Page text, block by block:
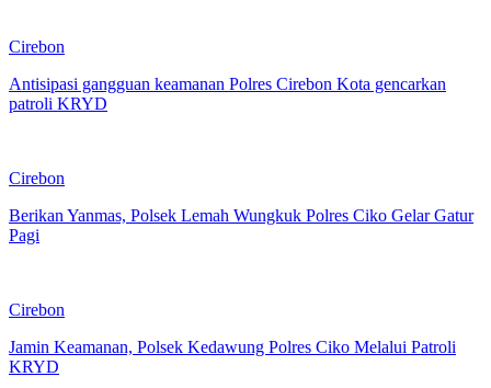
Cirebon
Antisipasi gangguan keamanan Polres Cirebon Kota gencarkan
patroli KRYD
Cirebon
Berikan Yanmas, Polsek Lemah Wungkuk Polres Ciko Gelar Gatur
Pagi
Cirebon
Jamin Keamanan, Polsek Kedawung Polres Ciko Melalui Patroli
KRYD